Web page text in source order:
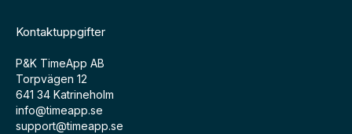
Kontaktuppgifter
P&K TimeApp AB
Torpvägen 12
641 34 Katrineholm
info@timeapp.se
support@timeapp.se